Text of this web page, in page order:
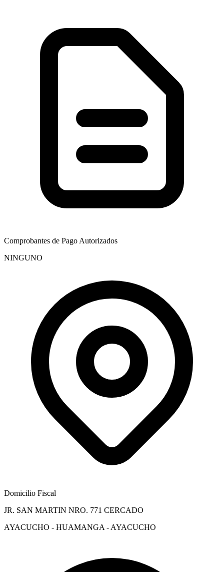
Comprobantes de Pago Autorizados
NINGUNO
Domicilio Fiscal
JR. SAN MARTIN NRO. 771 CERCADO
AYACUCHO - HUAMANGA - AYACUCHO